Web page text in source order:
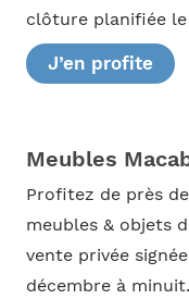
clôture planifiée le
J’en profite
Meubles
Profitez de près
meubles & objets
vente privée
décembre à minuit.